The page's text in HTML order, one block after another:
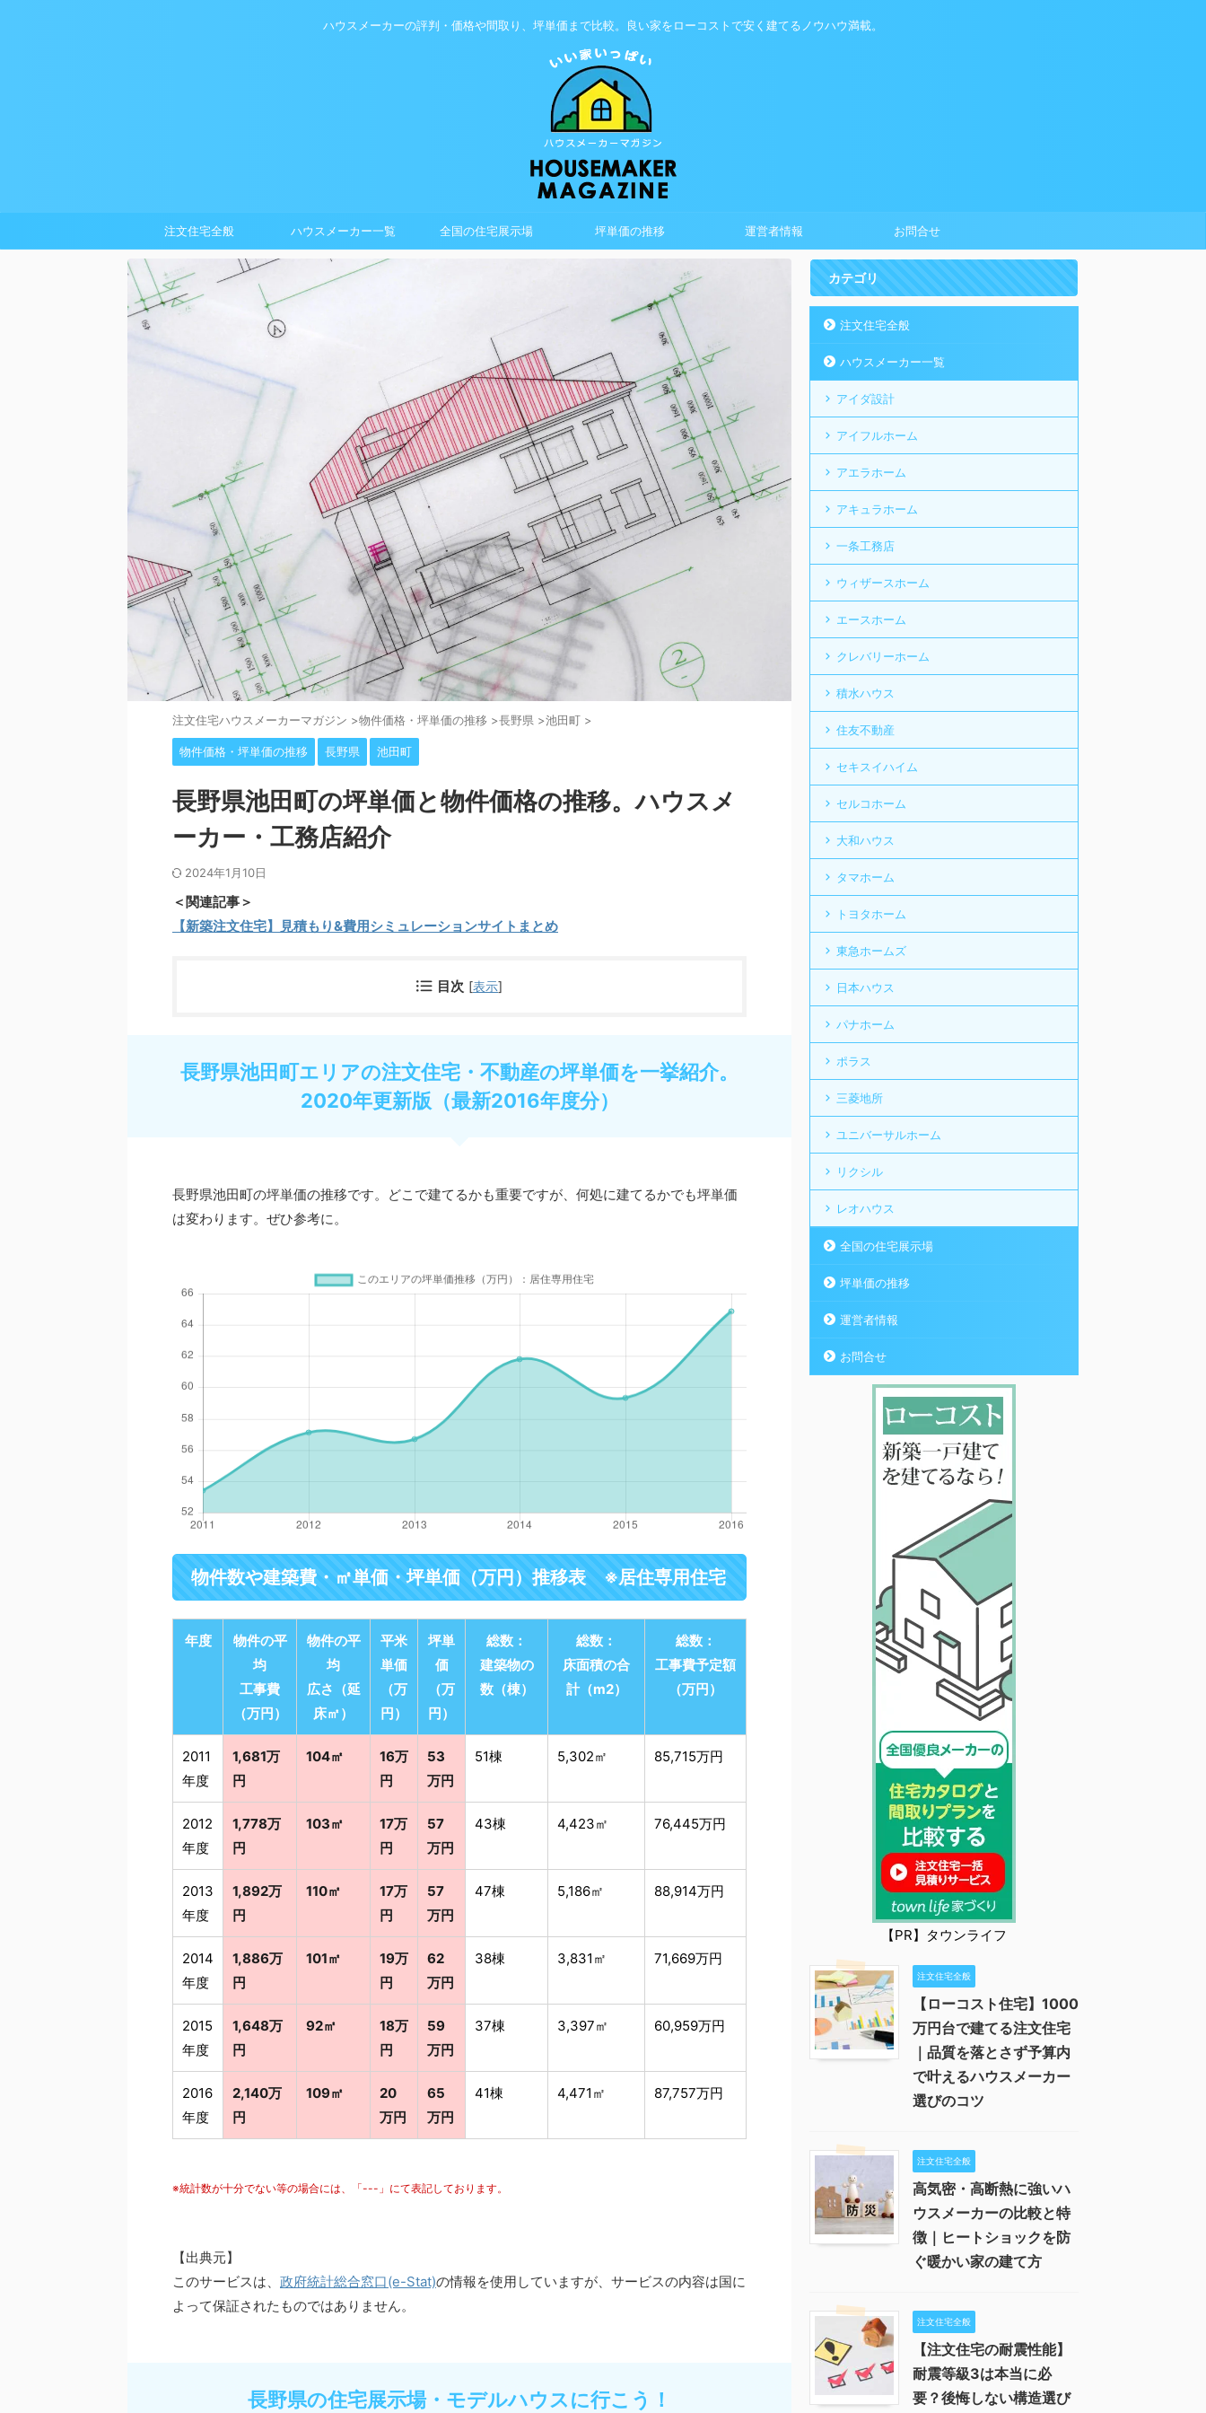
ハウスメーカーの評判・価格や間取り、坪単価まで比較。良い家をローコストで安く建てるノウハウ満載。
注文住宅全般 ハウスメーカー一覧 全国の住宅展示場 坪単価の推移 運営者情報 お問合せ
注⽂住宅ハウスメーカーマガジン >物件価格・坪単価の推移 >長野県 >池田町 >
物件価格・坪単価の推移 長野県 池田町
長野県池田町の坪単価と物件価格の推移。ハウスメ
ーカー・工務店紹介
2024年1月10日
＜関連記事＞
【新築注文住宅】見積もり&費用シミュレーションサイトまとめ
目次 [表示]
長野県池田町エリアの注文住宅・不動産の坪単価を一挙紹介。
2020年更新版（最新2016年度分）
長野県池田町の坪単価の推移です。どこで建てるかも重要ですが、何処に建てるかでも坪単価
は変わります。ぜひ参考に。
物件数や建築費・㎡単価・坪単価（万円）推移表 ※居住専用住宅
年度
物件の平
均
工事費
（万円）
物件の平
均
広さ（延
床㎡）
平米
単価
（万
円）
坪単
価
（万
円）
総数：
建築物の
数（棟）
総数：
床面積の合
計（m2）
総数：
工事費予定額
（万円）
2011
年度
1,681万
円
104㎡
16万
円
53
万円
51棟 5,302㎡ 85,715万円
2012
年度
1,778万
円
103㎡
17万
円
57
万円
43棟 4,423㎡ 76,445万円
2013
年度
1,892万
円
110㎡
17万
円
57
万円
47棟 5,186㎡ 88,914万円
2014
年度
1,886万
円
101㎡
19万
円
62
万円
38棟 3,831㎡ 71,669万円
2015
年度
1,648万
円
92㎡
18万
円
59
万円
37棟 3,397㎡ 60,959万円
2016
年度
2,140万
円
109㎡
20
万円
65
万円
41棟 4,471㎡ 87,757万円
※統計数が十分でない等の場合には、「---」にて表記しております。
【出典元】
このサービスは、 政府統計総合窓口(e-Stat)の情報を使用していますが、サービスの内容は国に
よって保証されたものではありません。
長野県の住宅展示場・モデルハウスに行こう！
カテゴリ
注文住宅全般
ハウスメーカー一覧
アイダ設計
アイフルホーム
アエラホーム
アキュラホーム
一条工務店
ウィザースホーム
エースホーム
クレバリーホーム
積水ハウス
住友不動産
セキスイハイム
セルコホーム
大和ハウス
タマホーム
トヨタホーム
東急ホームズ
日本ハウス
パナホーム
ポラス
三菱地所
ユニバーサルホーム
リクシル
レオハウス
全国の住宅展示場
坪単価の推移
運営者情報
お問合せ
【PR】タウンライフ
注文住宅全般
【ローコスト住宅】1000
万円台で建てる注文住宅
｜品質を落とさず予算内
で叶えるハウスメーカー
選びのコツ
注文住宅全般
高気密・高断熱に強いハ
ウスメーカーの比較と特
徴｜ヒートショックを防
ぐ暖かい家の建て方
注文住宅全般
【注文住宅の耐震性能】
耐震等級3は本当に必
要？後悔しない構造選び